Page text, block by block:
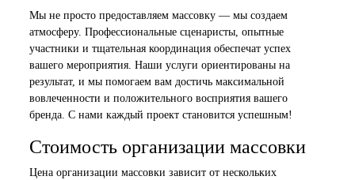
Мы не просто предоставляем массовку — мы создаем
атмосферу. Профессиональные сценаристы, опытные
участники и тщательная координация обеспечат успех
вашего мероприятия. Наши услуги ориентированы на
результат, и мы помогаем вам достичь максимальной
вовлеченности и положительного восприятия вашего
бренда. С нами каждый проект становится успешным!
Стоимость организации массовки
Цена организации массовки зависит от нескольких